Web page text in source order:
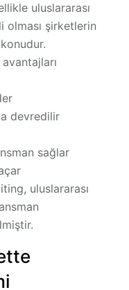
uluslararası
olması şirketlerin
devredilir
sağlar
uluslararası